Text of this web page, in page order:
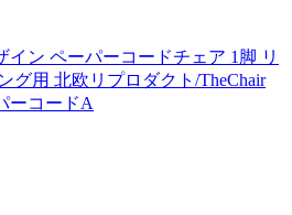
イン ペーパーコードチェア 1脚 リ
グ用 北欧リプロダクト/TheChair
ーコードA